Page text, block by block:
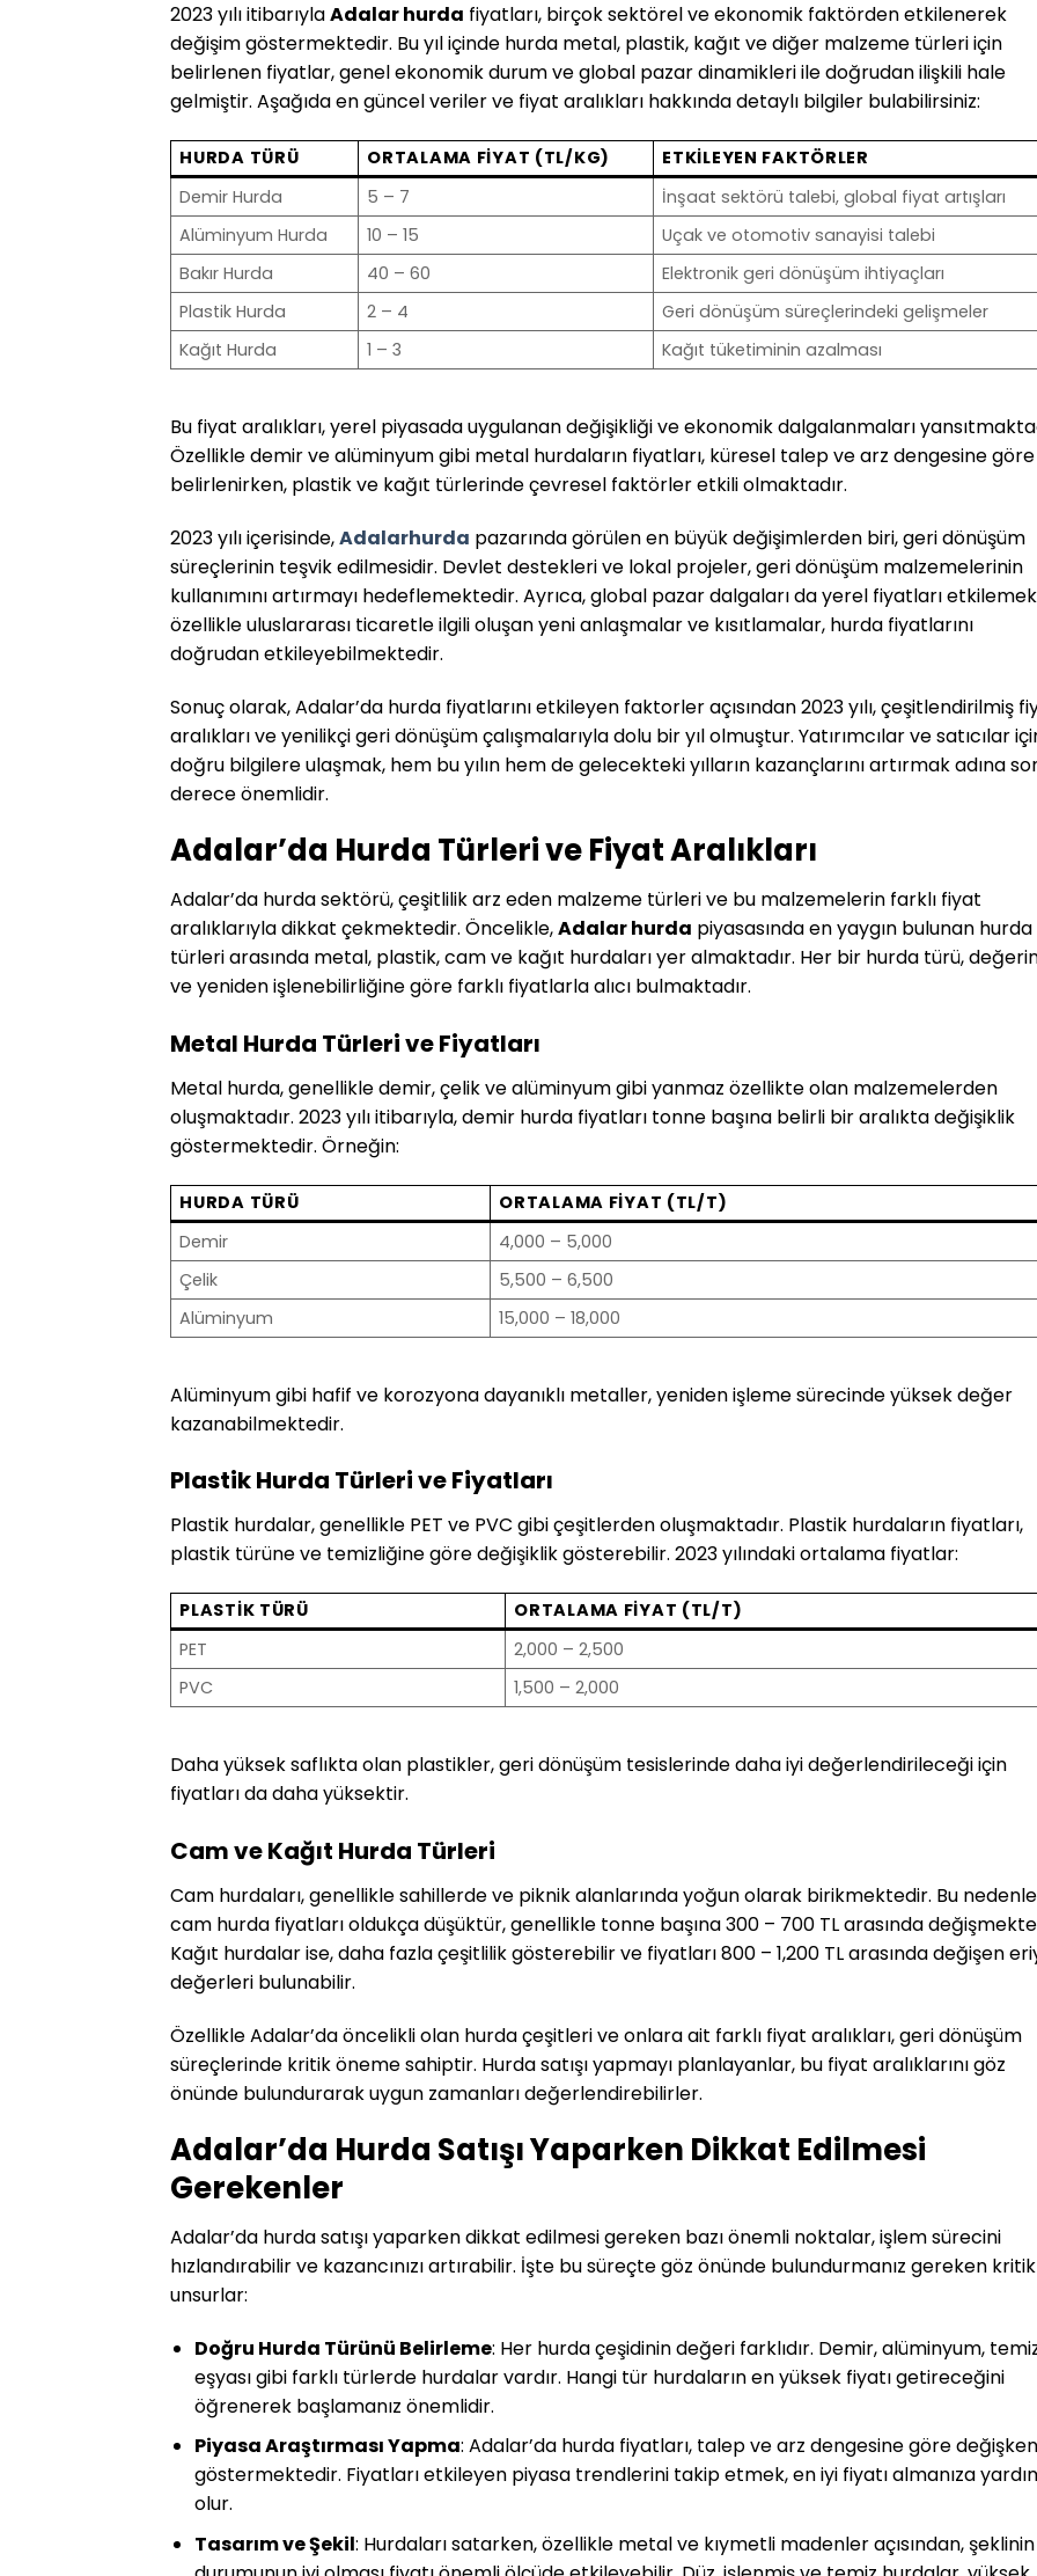
2023 yılı itibarıylaAdalar hurda fiyatları, birçok sektörel ve ekonomik faktörden etkilenerek
değişim göstermektedir. Bu yıl içinde hurda metal, plastik, kağıt ve diğer malzeme türleri için
belirlenen fiyatlar, genel ekonomik durum ve global pazar dinamikleri ile doğrudan ilişkili hale
gelmiştir. Aşağıda en güncel veriler ve fiyat aralıkları hakkında detaylı bilgiler bulabilirsiniz:
HURDA TÜRÜ ORTALAMA FIYAT (TL/KG)
ETKILEYEN FAKTÖRLER
Demir Hurda
5 – 7
İnşaat sektörü talebi, global fiyat artışları
Alüminyum Hurda
10 – 15
Uçak ve otomotiv sanayisi talebi
Bakır Hurda
40 – 60
Elektronik geri dönüşüm ihtiyaçları
Plastik Hurda
2 – 4
Geri dönüşüm süreçlerindeki gelişmeler
Kağıt Hurda
1 – 3 Kağıt tüketiminin azalması
Bu fiyat aralıkları, yerel piyasada uygulanan değişikliği ve ekonomik dalgalanmaları
Özellikle demir ve alüminyum gibi metal hurdaların fiyatları, küresel talep ve arz dengesine göre
belirlenirken, plastik ve kağıt türlerinde çevresel faktörler etkili olmaktadır.
2023 yılı içerisinde,Adalarhurda pazarında görülen en büyük değişimlerden biri, geri dönüşüm
süreçlerinin teşvik edilmesidir. Devlet destekleri ve lokal projeler, geri dönüşüm malzemelerinin
kullanımını artırmayı hedeflemektedir. Ayrıca, global pazar dalgaları da yerel fiyatları
özellikle uluslararası ticaretle ilgili oluşan yeni anlaşmalar ve kısıtlamalar, hurda fiyatlarını
doğrudan etkileyebilmektedir.
Sonuç olarak, Adalar’da hurda fiyatlarını etkileyen faktorler açısından 2023 yılı, çeşitlendirilmiş
aralıkları ve yenilikçi geri dönüşüm çalışmalarıyla dolu bir yıl olmuştur. Yatırımcılar ve satıcılar
doğru bilgilere ulaşmak, hem bu yılın hem de gelecekteki yılların kazançlarını artırmak adına
derece önemlidir.
Adalar’da Hurda Türleri ve Fiyat Aralıkları
Adalar’da hurda sektörü, çeşitlilik arz eden malzeme türleri ve bu malzemelerin farklı fiyat
aralıklarıyla dikkat çekmektedir. Öncelikle,Adalar hurda piyasasında en yaygın bulunan hurda
türleri arasında metal, plastik, cam ve kağıt hurdaları yer almaktadır. Her bir hurda türü,
ve yeniden işlenebilirliğine göre farklı fiyatlarla alıcı bulmaktadır.
Metal Hurda Türleri ve Fiyatları
Metal hurda, genellikle demir, çelik ve alüminyum gibi yanmaz özellikte olan malzemelerden
oluşmaktadır. 2023 yılı itibarıyla, demir hurda fiyatları tonne başına belirli bir aralıkta değişiklik
göstermektedir. Örneğin:
HURDA TÜRÜ
ORTALAMA FIYAT (TL/T)
Demir
4,000 – 5,000
Çelik
5,500 – 6,500
Alüminyum
15,000 – 18,000
Alüminyum gibi hafif ve korozyona dayanıklı metaller, yeniden işleme sürecinde yüksek değer
kazanabilmektedir.
Plastik Hurda Türleri ve Fiyatları
Plastik hurdalar, genellikle PET ve PVC gibi çeşitlerden oluşmaktadır. Plastik hurdaların fiyatları,
plastik türüne ve temizliğine göre değişiklik gösterebilir. 2023 yılındaki ortalama fiyatlar:
PLASTIK TÜRÜ
ORTALAMA FIYAT (TL/T)
PET
2,000 – 2,500
PVC
1,500 – 2,000
Daha yüksek saflıkta olan plastikler, geri dönüşüm tesislerinde daha iyi değerlendirileceği için
fiyatları da daha yüksektir.
Cam ve Kağıt Hurda Türleri
Cam hurdaları, genellikle sahillerde ve piknik alanlarında yoğun olarak birikmektedir. Bu
cam hurda fiyatları oldukça düşüktür, genellikle tonne başına 300 – 700 TL arasında
Kağıt hurdalar ise, daha fazla çeşitlilik gösterebilir ve fiyatları 800 – 1,200 TL arasında değişen
değerleri bulunabilir.
Özellikle Adalar’da öncelikli olan hurda çeşitleri ve onlara ait farklı fiyat aralıkları, geri dönüşüm
süreçlerinde kritik öneme sahiptir. Hurda satışı yapmayı planlayanlar, bu fiyat aralıklarını göz
önünde bulundurarak uygun zamanları değerlendirebilirler.
Adalar’da Hurda Satışı Yaparken Dikkat Edilmesi
Gerekenler
Adalar’da hurda satışı yaparken dikkat edilmesi gereken bazı önemli noktalar, işlem sürecini
hızlandırabilir ve kazancınızı artırabilir. İşte bu süreçte göz önünde bulundurmanız gereken kritik
unsurlar:
Doğru Hurda Türünü Belirleme: Her hurda çeşidinin değeri farklıdır. Demir, alüminyum,
eşyası gibi farklı türlerde hurdalar vardır. Hangi tür hurdaların en yüksek fiyatı getireceğini
öğrenerek başlamanız önemlidir.
Piyasa Araştırması Yapma: Adalar’da hurda fiyatları, talep ve arz dengesine göre
göstermektedir. Fiyatları etkileyen piyasa trendlerini takip etmek, en iyi fiyatı almanıza
olur.
Tasarım ve Şekil: Hurdaları satarken, özellikle metal ve kıymetli madenler açısından,